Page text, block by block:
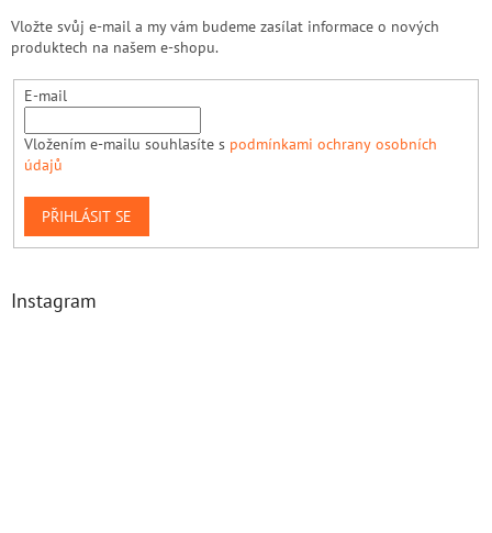
Vložte svůj e-mail a my vám budeme zasílat informace o nových
produktech na našem e-shopu.
E-mail
Vložením e-mailu souhlasíte s podmínkami ochrany osobních
údajů
PŘIHLÁSIT SE
Instagram